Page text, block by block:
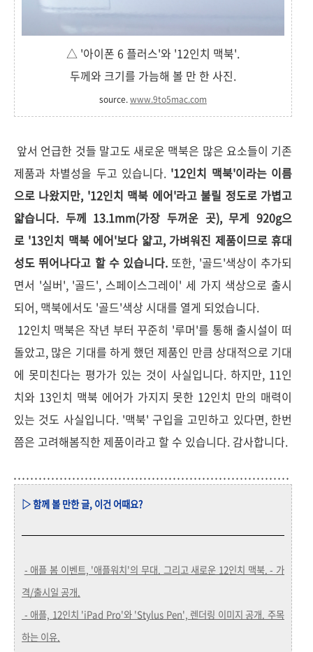
△ '아이폰 6 플러스'와 '12인치 맥북'.
두께와 크기를 가늠해 볼 만 한 사진.
source.www.9to5mac.com
앞서 언급한 것들 말고도 새로운 맥북은 많은 요소들이 기존
제품과 차별성을 두고 있습니다. '12인치 맥북'이라는 이름
으로 나왔지만, '12인치 맥북 에어'라고 불릴 정도로 가볍고
얇습니다. 두께 13.1mm(가장 두꺼운 곳), 무게 920g으
로 '13인치 맥북 에어'보다 얇고, 가벼워진 제품이므로 휴대
성도 뛰어나다고 할 수 있습니다.또한, '골드'색상이 추가되
면서 '실버', '골드', 스페이스그레이' 세 가지 색상으로 출시
되어, 맥북에서도 '골드'색상 시대를 열게 되었습니다.
12인치 맥북은 작년 부터 꾸준히 '루머'를 통해 출시설이 떠
돌았고, 많은 기대를 하게 했던 제품인 만큼 상대적으로 기대
에 못미친다는 평가가 있는 것이 사실입니다. 하지만, 11인
치와 13인치 맥북 에어가 가지지 못한 12인치 만의 매력이
있는 것도 사실입니다. '맥북' 구입을 고민하고 있다면, 한번
쯤은 고려해봄직한 제품이라고 할 수 있습니다. 감사합니다.
▷ 함께 볼 만한 글, 이건 어때요?
- 애플 봄 이벤트, '애플워치'의 무대. 그리고 새로운 12인치 맥북. - 가
격/출시일 공개.
- 애플, 12인치 'iPad Pro'와 'Stylus Pen', 렌더링 이미지 공개. 주목
하는 이유.